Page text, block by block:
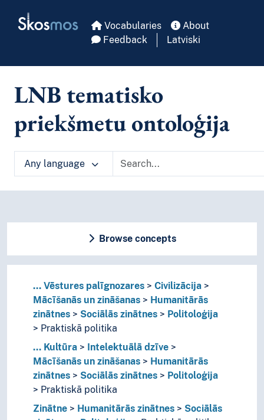
Skosmos Vocabularies
About
Feedback
Latviski
LNB tematisko
priekšmetu ontoloģija
Any language
Browse concepts
... Vēstures palīgnozares
Civilizācija
Mācīšanās un zināšanas
Humanitārās
zinātnes
Sociālās zinātnes
Politoloģija
Praktiskā politika
... Kultūra
Intelektuālā dzīve
Mācīšanās un zināšanas
Humanitārās
zinātnes
Sociālās zinātnes
Politoloģija
Praktiskā politika
Zinātne
Humanitārās zinātnes
Sociālās